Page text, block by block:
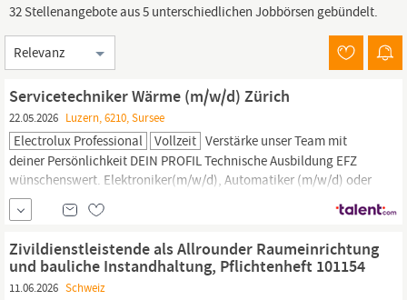
32 Stellenangebote aus 5 unterschiedlichen Jobbörsen gebündelt.
Sortierung
Servicetechniker Wärme (m/w/d) Zürich
22.05.2026 Luzern, 6210, Sursee
Electrolux Professional Vollzeit Verstärke unser Team mit
deiner Persönlichkeit DEIN PROFIL Technische Ausbildung EFZ
wünschenswert. Elektroniker(m/w/d), Automatiker (m/w/d) oder
Mechatroniker (m/w/d) oder
einer langfristigen Tätigkeit Kundendiensttechniker (m/w/d) mit
Arbeiten Freude an...
Zivildienstleistende als Allrounder Raumeinrichtung
und bauliche Instandhaltung, Pflichtenheft 101154
11.06.2026 Schweiz